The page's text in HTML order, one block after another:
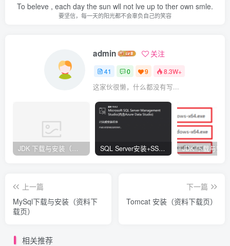
To beleve , each day the sun wll not lve up to ther own smle.
要坚信，每一天的阳光都不会辜负自己的笑容
admin 关注
41 0 9 8.3W+
这家伙很懒，什么都没有写...
JDK 下载与安装（资料下载页）-指南 SQL Server安装+SSMS安装（资料下载页）
上一篇
MySql下载与安装（资料下
载页）
下一篇
Tomcat 安装（资料下载页）
相关推荐